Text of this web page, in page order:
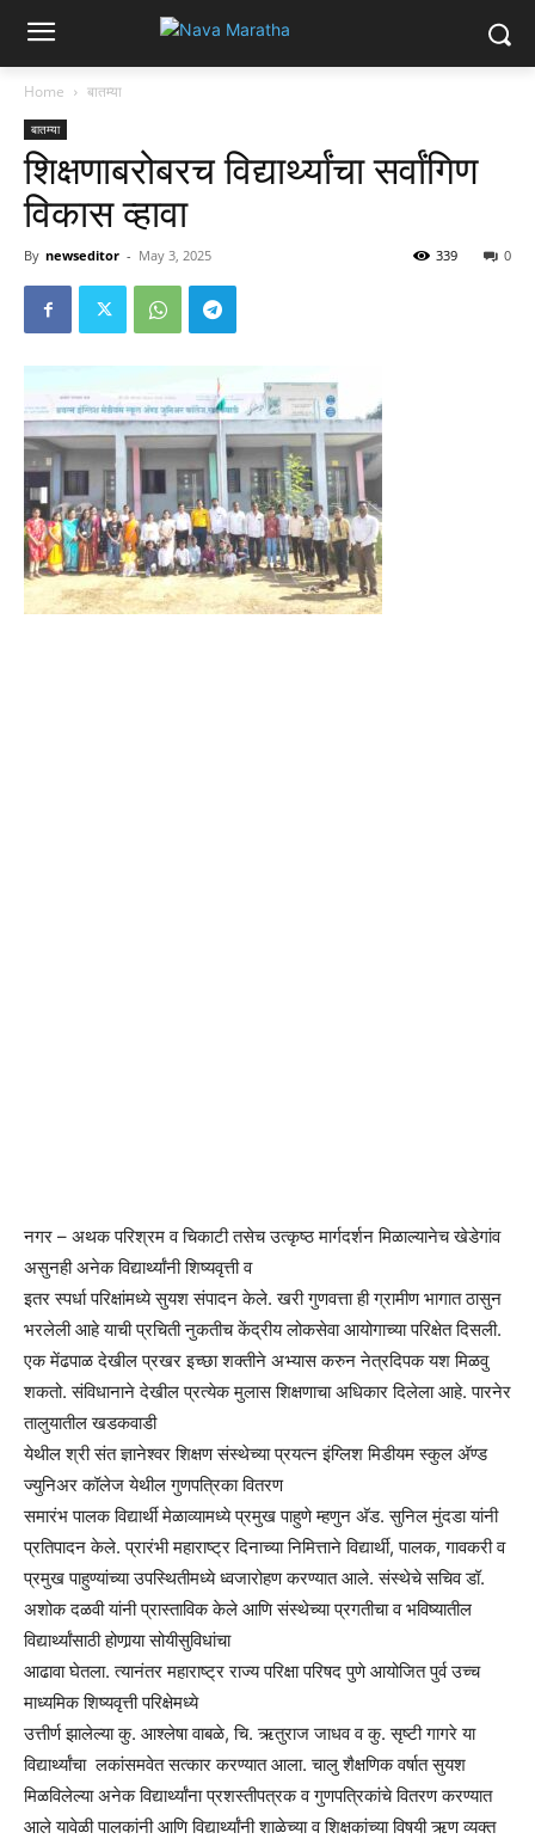
Home बातम्या
बातम्या
शिक्षणाबरोबरच विद्यार्थ्यांचा सर्वांगिण
विकास व्हावा
By newseditor - May 3, 2025 0
339
नगर – अथक परिश्रम व चिकाटी तसेच उत्कृष्ठ मार्गदर्शन मिळाल्यानेच खेडेगांव
असुनही अनेक विद्यार्थ्यांनी शिष्यवृत्ती व
इतर स्पर्धा परिक्षांमध्ये सुयश संपादन केले. खरी गुणवत्ता ही ग्रामीण भागात ठासुन
भरलेली आहे याची प्रचिती नुकतीच केंद्रीय लोकसेवा आयोगाच्या परिक्षेत दिसली.
एक मेंढपाळ देखील प्रखर इच्छा शक्तीने अभ्यास करुन नेत्रदिपक यश मिळवु
शकतो. संविधानाने देखील प्रत्येक मुलास शिक्षणाचा अधिकार दिलेला आहे. पारनेर
तालुयातील खडकवाडी
येथील श्री संत ज्ञानेश्वर शिक्षण संस्थेच्या प्रयत्न इंग्लिश मिडीयम स्कुल अ‍ॅण्ड
ज्युनिअर कॉलेज येथील गुणपत्रिका वितरण
समारंभ पालक विद्यार्थी मेळाव्यामध्ये प्रमुख पाहुणे म्हणुन अ‍ॅड. सुनिल मुंदडा यांनी
प्रतिपादन केले. प्रारंभी महाराष्ट्र दिनाच्या निमित्ताने विद्यार्थी, पालक, गावकरी व
प्रमुख पाहुण्यांच्या उपस्थितीमध्ये ध्वजारोहण करण्यात आले. संस्थेचे सचिव डॉ.
अशोक दळवी यांनी प्रास्ताविक केले आणि संस्थेच्या प्रगतीचा व भविष्यातील
विद्यार्थ्यांसाठी होणार्‍या सोयीसुविधांचा
आढावा घेतला. त्यानंतर महाराष्ट्र राज्य परिक्षा परिषद पुणे आयोजित पुर्व उच्च
माध्यमिक शिष्यवृत्ती परिक्षेमध्ये
उत्तीर्ण झालेल्या कु. आश्लेषा वाबळे, चि. ऋतुराज जाधव व कु. सृष्टी गागरे या
विद्यार्थ्यांचा लकांसमवेत सत्कार करण्यात आला. चालु शैक्षणिक वर्षात सुयश
मिळविलेल्या अनेक विद्यार्थ्यांना प्रशस्तीपत्रक व गुणपत्रिकांचे वितरण करण्यात
आले यावेळी पालकांनी आणि विद्यार्थ्यांनी शाळेच्या व शिक्षकांच्या विषयी ऋण व्यक्त